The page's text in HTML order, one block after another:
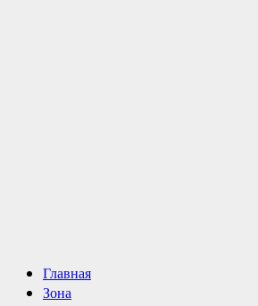
Основное
меню
Главная
Зона